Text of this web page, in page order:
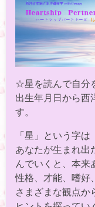
☆星を読んで自
出生年月日から西
す。
「星」という字
あなたが生まれ出
んでいくと、本来
性格、才能、嗜
さまざまな観点か